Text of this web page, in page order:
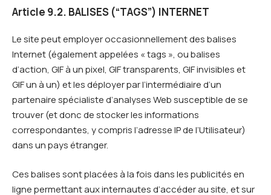
Article 9.2. BALISES (“TAGS”) INTERNET
Le site peut employer occasionnellement des balises
Internet (également appelées « tags », ou balises
d’action, GIF à un pixel, GIF transparents, GIF invisibles et
GIF un à un) et les déployer par l’intermédiaire d’un
partenaire spécialiste d’analyses Web susceptible de se
trouver (et donc de stocker les informations
correspondantes, y compris l’adresse IP de l’Utilisateur)
dans un pays étranger.
Ces balises sont placées à la fois dans les publicités en
ligne permettant aux internautes d’accéder au site, et sur